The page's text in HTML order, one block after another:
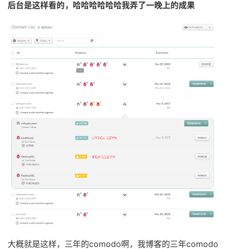
后台是这样看的，哈哈哈哈哈哈我弄了一晚上的成果
大概就是这样，三年的comodo啊，我博客的三年comodo